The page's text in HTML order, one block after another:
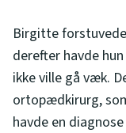
Birgitte
derefter havde
ikke ville gå væk.
ortopædkirurg,
havde en